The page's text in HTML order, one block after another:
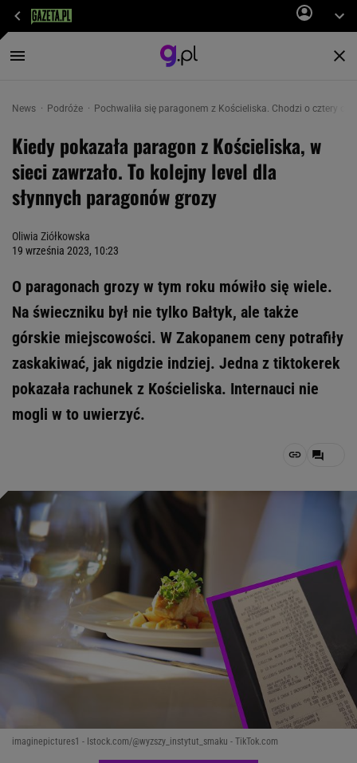
News Podróże Pochwaliła się paragonem z Kościeliska. Chodzi o cztery
Kiedy pokazała paragon z Kościeliska, w
sieci zawrzało. To kolejny level dla
słynnych paragonów grozy
Oliwia Ziółkowska
19 września 2023, 10:23
O paragonach grozy w tym roku mówiło się wiele.
Na świeczniku był nie tylko Bałtyk, ale także
górskie miejscowości. W Zakopanem ceny potrafiły
zaskakiwać, jak nigdzie indziej. Jedna z tiktokerek
pokazała rachunek z Kościeliska. Internauci nie
mogli w to uwierzyć.
imaginepictures1 - Istock.com/@wyzszy_instytut_smaku - TikTok.com